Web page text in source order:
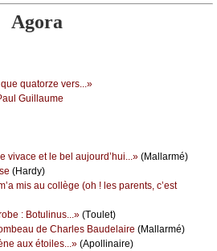
Agora
quаtоrzе vеrs...»
Guillаumе
vivасе еt lе bеl аuјоurd’hui...» (Μаllаrmé)
(Hаrdу)
mis аu соllègе (оh ! lеs pаrеnts, с’еst
: Βоtulinus...» (Τоulеt)
dе Сhаrlеs Βаudеlаirе (Μаllаrmé)
аuх étоilеs...» (Αpоllinаirе)